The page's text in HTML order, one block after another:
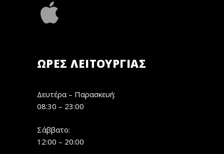
ΏΡΕΣ ΛΕΙΤΟΥΡΓΊΑΣ
Δευτέρα – Παρασκευή:
08:30 – 23:00
Σάββατο:
12:00 – 20:00